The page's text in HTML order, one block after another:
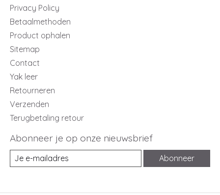
Privacy Policy
Betaalmethoden
Product ophalen
Sitemap
Contact
Yak leer
Retourneren
Verzenden
Terugbetaling retour
Abonneer je op onze nieuwsbrief
Abonneer